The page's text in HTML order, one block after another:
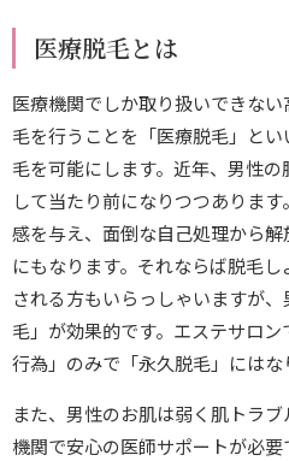
電話受付：
WEB相
医療脱毛とは
医療機関でしか取り扱いできな
毛を行うことを「医療脱毛」と
毛を可能にします。近年、男性
して当たり前になりつつありま
感を与え、面倒な自己処理から
にもなります。それならば脱毛
される方もいらっしゃいますが
毛」が効果的です。エステサロ
行為」のみで「永久脱毛」にはな
また、男性のお肌は弱く肌トラ
機関で安心の医師サポートが必